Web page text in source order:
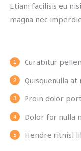
Etiam facilisis eu
magna nec
Curabitur
Quisquenulla at
Proin dolor
Dolor for nulla
Hendre ritnisl